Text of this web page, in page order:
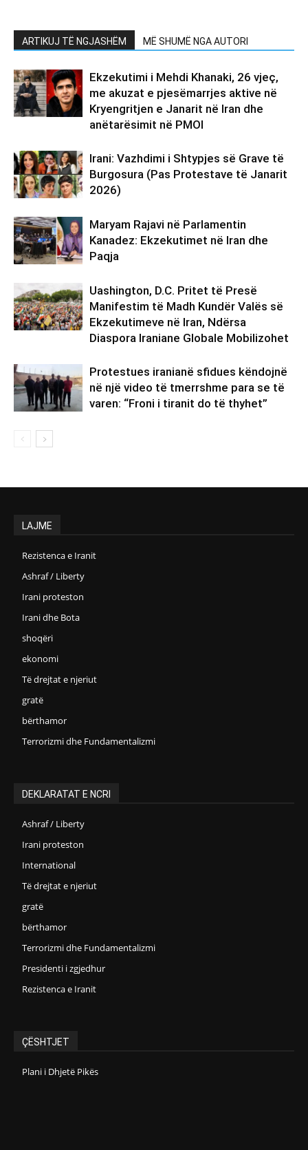
ARTIKUJ TË NGJASHËM MË SHUMË NGA AUTORI
Ekzekutimi i Mehdi Khanaki, 26 vjeç,
me akuzat e pjesëmarrjes aktive në
Kryengritjen e Janarit në Iran dhe
anëtarësimit në PMOI
Irani: Vazhdimi i Shtypjes së Grave të
Burgosura (Pas Protestave të Janarit
2026)
Maryam Rajavi në Parlamentin
Kanadez: Ekzekutimet në Iran dhe
Paqja
Uashington, D.C. Pritet të Presë
Manifestim të Madh Kundër Valës së
Ekzekutimeve në Iran, Ndërsa
Diaspora Iraniane Globale Mobilizohet
Protestues iranianë sfidues këndojnë
në një video të tmerrshme para se të
varen: “Froni i tiranit do të thyhet”
LAJME
Rezistenca e Iranit
Ashraf / Liberty
Irani proteston
Irani dhe Bota
shoqëri
ekonomi
Të drejtat e njeriut
gratë
bërthamor
Terrorizmi dhe Fundamentalizmi
DEKLARATAT E NCRI
Ashraf / Liberty
Irani proteston
International
Të drejtat e njeriut
gratë
bërthamor
Terrorizmi dhe Fundamentalizmi
Presidenti i zgjedhur
Rezistenca e Iranit
ÇËSHTJET
Plani i Dhjetë Pikës